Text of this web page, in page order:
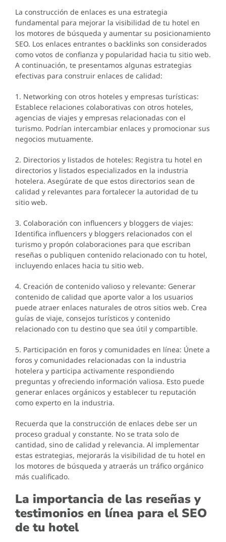
La construcción de enlaces es una estrategia
fundamental para mejorar la visibilidad de tu hotel en
los motores de búsqueda y aumentar su posicionamiento
SEO. Los enlaces entrantes o backlinks son considerados
como votos de confianza y popularidad hacia tu sitio web.
A continuación, te presentamos algunas estrategias
efectivas para construir enlaces de calidad:
1. Networking con otros hoteles y empresas turísticas:
Establece relaciones colaborativas con otros hoteles,
agencias de viajes y empresas relacionadas con el
turismo. Podrían intercambiar enlaces y promocionar sus
negocios mutuamente.
2. Directorios y listados de hoteles: Registra tu hotel en
directorios y listados especializados en la industria
hotelera. Asegúrate de que estos directorios sean de
calidad y relevantes para fortalecer la autoridad de tu
sitio web.
3. Colaboración con influencers y bloggers de viajes:
Identifica influencers y bloggers relacionados con el
turismo y propón colaboraciones para que escriban
reseñas o publiquen contenido relacionado con tu hotel,
incluyendo enlaces hacia tu sitio web.
4. Creación de contenido valioso y relevante: Generar
contenido de calidad que aporte valor a los usuarios
puede atraer enlaces naturales de otros sitios web. Crea
guías de viaje, consejos turísticos y contenido
relacionado con tu destino que sea útil y compartible.
5. Participación en foros y comunidades en línea: Únete a
foros y comunidades relacionadas con la industria
hotelera y participa activamente respondiendo
preguntas y ofreciendo información valiosa. Esto puede
generar enlaces orgánicos y establecer tu reputación
como experto en la industria.
Recuerda que la construcción de enlaces debe ser un
proceso gradual y constante. No se trata solo de
cantidad, sino de calidad y relevancia. Al implementar
estas estrategias, mejorarás la visibilidad de tu hotel en
los motores de búsqueda y atraerás un tráfico orgánico
más cualificado.
La importancia de las reseñas y
testimonios en línea para el SEO
de tu hotel